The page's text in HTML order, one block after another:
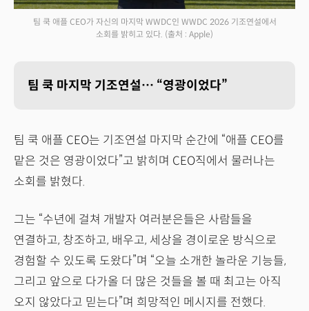
팀 쿡 애플 CEO가 자신의 마지막 WWDC인 WWDC 2026 기조연설에서
소회를 밝히고 있다. (출처 : Apple)
팀 쿡 마지막 기조연설… “영광이었다”
팀 쿡 애플 CEO는 기조연설 마지막 순간에 “애플 CEO를
맡은 것은 영광이었다”고 밝히며 CEO직에서 물러나는
소회를 밝혔다.
그는 “수년에 걸쳐 개발자 여러분은들은 사람들을
연결하고, 창조하고, 배우고, 세상을 경이로운 방식으로
경험할 수 있도록 도왔다”며 “오늘 소개한 놀라운 기능들,
그리고 앞으로 다가올 더 많은 것들을 볼 때 최고는 아직
오지 않았다고 믿는다”며 희망적인 메시지를 전했다.